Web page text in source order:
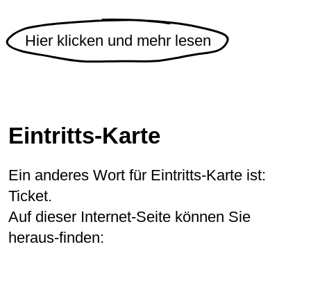
Hier klicken und mehr lesen
Eintritts-Karte
Ein anderes Wort für Eintritts-Karte ist:
Ticket.
Auf dieser Internet-Seite können Sie
heraus-finden: